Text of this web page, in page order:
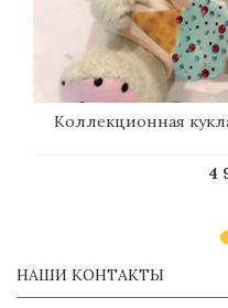
Коллекционная
4
НАШИ КОНТАКТЫ